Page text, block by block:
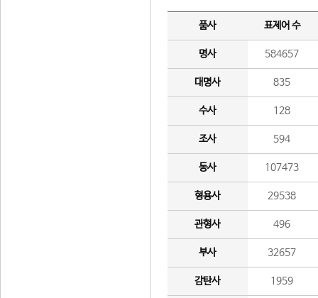
품사 표제어 수
명사 584657
대명사 835
수사 128
조사 594
동사 107473
형용사 29538
관형사 496
부사 32657
감탄사 1959